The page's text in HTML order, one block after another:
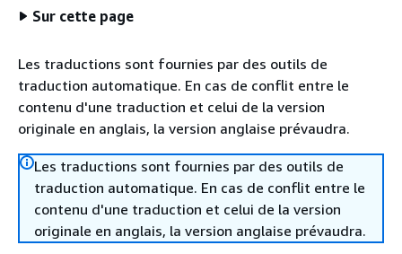
Sur cette page
Les traductions sont fournies par des outils de
traduction automatique. En cas de conflit entre le
contenu d'une traduction et celui de la version
originale en anglais, la version anglaise prévaudra.
Les traductions sont fournies par des outils de
traduction automatique. En cas de conflit entre le
contenu d'une traduction et celui de la version
originale en anglais, la version anglaise prévaudra.